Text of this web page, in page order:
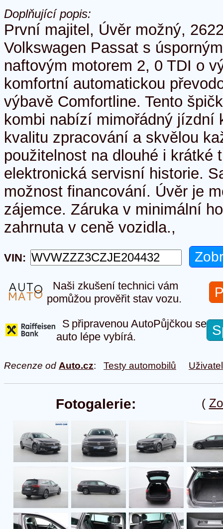
Doplňující popis:
První majitel, Úvěr možný,
Volkswagen Passat s
naftovým motorem 2, 0 TDI o
komfortní automatickou
výbavě Comfortline. Tento
kombi nabízí mimořádný jízdní
kvalitu zpracování a skvělou
použitelnost na dlouhé i krátké
elektronická servisní historie.
možnost financování. Úvěr je
zájemce. Záruka v minimální
zahrnuta v ceně vozidla.,
VIN:
Naši zkušení technici vám
pomůžou prověřit stav vozu.
S připravenou AutoPůjčkou se
auto lépe vybírá.
Recenze od Auto.cz: Testy automobilů
(
Fotogalerie: